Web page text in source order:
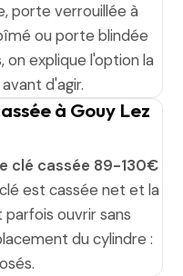
porte verrouillée à
ou porte blindée
on explique l'option la
d'agir.
à Gouy Lez
clé cassée 89-130€
est cassée net et la
ouvrir sans
du cylindre :